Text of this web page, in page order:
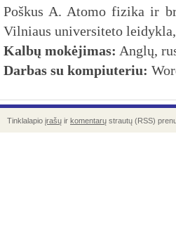
Poškus A. Atomo fizika ir
Vilniaus universiteto
Kalbų mokėjimas: Anglų,
Darbas su kompiuteriu:
Tinklalapio įrašų ir komentarų strautų (RSS)